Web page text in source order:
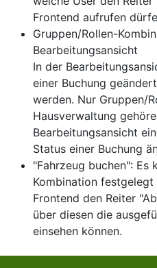
Frontend aufrufen
Gruppen/Rollen-
Bearbeitungsansicht
In der
einer Buchung
werden. Nur Gruppen/
Hausverwaltung
Bearbeitungsansicht
Status einer Buchung
"Fahrzeug buchen": Es
Kombination
Frontend den Reiter
über diesen die
einsehen können.